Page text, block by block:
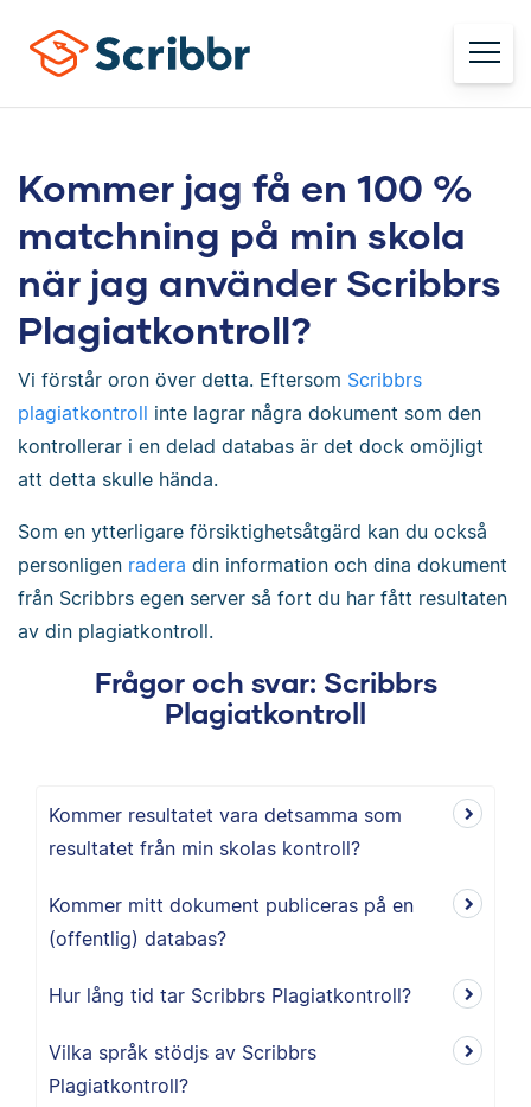
Kommer jag få en 100 %
matchning på min skola
när jag använder Scribbrs
Plagiatkontroll?
Vi förstår oron över detta. Eftersom Scribbrs
plagiatkontroll inte lagrar några dokument som den
kontrollerar i en delad databas är det dock omöjligt
att detta skulle hända.
Som en ytterligare försiktighetsåtgärd kan du också
personligen radera din information och dina dokument
från Scribbrs egen server så fort du har fått resultaten
av din plagiatkontroll.
Frågor och svar: Scribbrs
Plagiatkontroll
Kommer resultatet vara detsamma som
resultatet från min skolas kontroll?
Kommer mitt dokument publiceras på en
(offentlig) databas?
Hur lång tid tar Scribbrs Plagiatkontroll?
Vilka språk stödjs av Scribbrs
Plagiatkontroll?